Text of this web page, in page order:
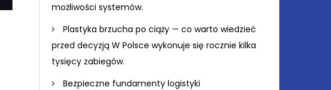
możliwości systemów.
Plastyka brzucha po ciąży — co warto wiedzieć
przed decyzją W Polsce wykonuje się rocznie kilka
tysięcy zabiegów.
Bezpieczne fundamenty logistyki